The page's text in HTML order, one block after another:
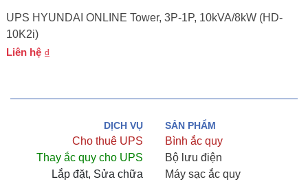
UPS HYUNDAI ONLINE Tower, 3P-1P, 10kVA/8kW (HD-
10K2i)
Liên hệ
DỊCH VỤ
Cho thuê UPS
Thay ắc quy cho UPS
Lắp đặt, Sửa chữa
SẢN PHẨM
Bình ắc quy
Bộ lưu điện
Máy sạc ắc quy